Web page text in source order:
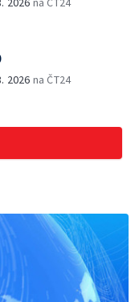
2026 na ČT24